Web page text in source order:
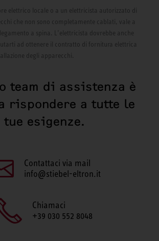
elettrico locale o a un elettricista autorizzato di
che non sono completamente cablati, vale a
a spina. L’elettricista dovrebbe anche
ad ottenere il contratto di fornitura elettrica
degli apparecchi.
team di assistenza è
rispondere a tutte le
tue esigenze.
Contattaci via mail
info@stiebel-eltron.it
Chiamaci
+39 030 552 8048